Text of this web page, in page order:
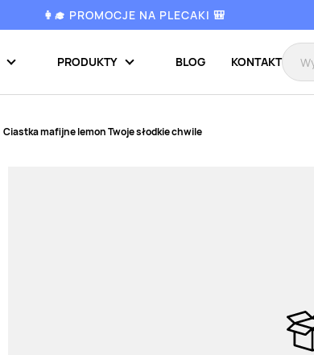
👩‍🎓 PROMOCJE NA PLECAKI 🎒
PRODUKTY BLOG KONTAKT
Ciastka mafijne lemon Twoje słodkie chwile